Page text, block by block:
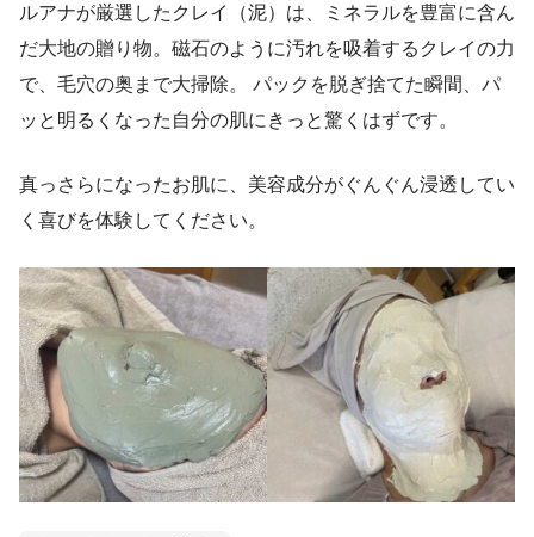
ルアナが厳選したクレイ（泥）は、ミネラルを豊富に含ん
だ大地の贈り物。磁石のように汚れを吸着するクレイの力
で、毛穴の奥まで大掃除。 パックを脱ぎ捨てた瞬間、パ
ッと明るくなった自分の肌にきっと驚くはずです。
真っさらになったお肌に、美容成分がぐんぐん浸透してい
く喜びを体験してください。